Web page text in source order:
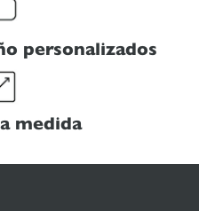
personalizados
medida